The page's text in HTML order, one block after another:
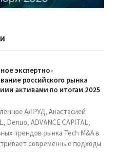
ИНН 7709980401, ERID:2SDnjdY5NTb
экспертно-
российского рынка
активами по итогам 2025
АЛРУД, Анастасией
Denuo, ADVANCE CAPITAL,
трендов рынка Tech M&A в
современные подходы